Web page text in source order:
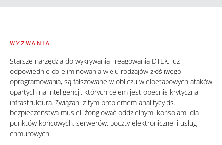
WYZWANIA
Starsze narzędzia do wykrywania i reagowania DTEK, już
odpowiednie do eliminowania wielu rodzajów złośliwego
oprogramowania, są fałszowane w obliczu wieloetapowych ataków
opartych na inteligencji, których celem jest obecnie krytyczna
infrastruktura. Związani z tym problemem analitycy ds.
bezpieczeństwa musieli żonglować oddzielnymi konsolami dla
punktów końcowych, serwerów, poczty elektronicznej i usług
chmurowych.